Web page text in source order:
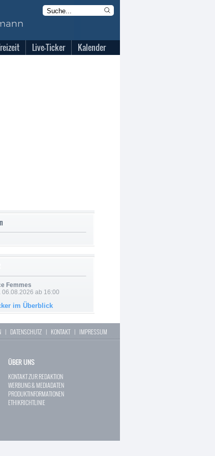
Live-Ticker Kalender
Femmes
06.08.2026 ab 16:00
im Überblick
| DATENSCHUTZ | KONTAKT| IMPRESSUM
ÜBER UNS
KONTAKT ZUR REDAKTION
WERBUNG & MEDIADATEN
PRODUKTINFORMATIONEN
ETHIKRICHTLINIE